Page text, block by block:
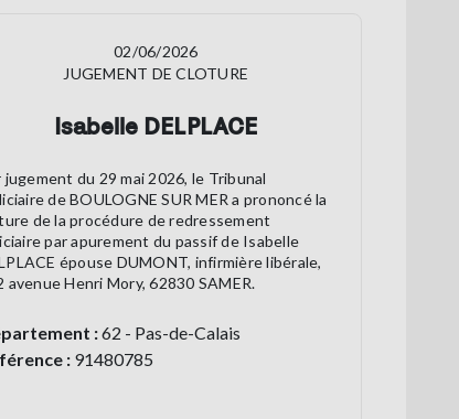
02/06/2026
JUGEMENT DE CLOTURE
Isabelle DELPLACE
jugement du 29 mai 2026, le Tribunal
de BOULOGNE SUR MER a prononcé la
de la procédure de redressement
par apurement du passif de Isabelle
épouse DUMONT, infirmière libérale,
avenue Henri Mory, 62830 SAMER.
:62 - Pas-de-Calais
:91480785